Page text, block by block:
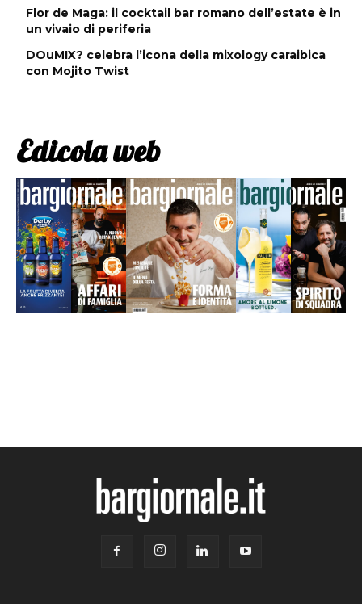
Flor de Maga: il cocktail bar romano dell’estate è in
un vivaio di periferia
DOuMIX? celebra l’icona della mixology caraibica
con Mojito Twist
Edicola web